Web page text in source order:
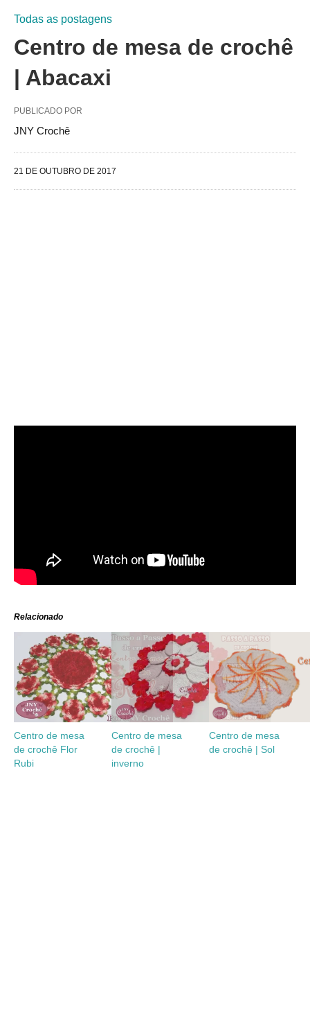
Todas as postagens
Centro de mesa de crochê
| Abacaxi
PUBLICADO POR
JNY Crochê
21 DE OUTUBRO DE 2017
Relacionado
Centro de mesa
de crochê Flor
Rubi
Centro de mesa
de crochê |
inverno
Centro de mesa
de crochê | Sol